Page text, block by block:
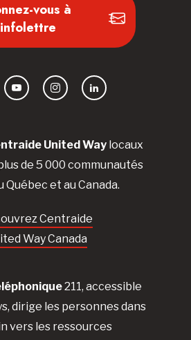
United Waylocaux
de 5 000 communautés
Québec et au Canada.
Centraide
Way Canada
211, accessible
dirige les personnes dans
vers les ressources
vous à
YouTubeInstagramLinkedIn